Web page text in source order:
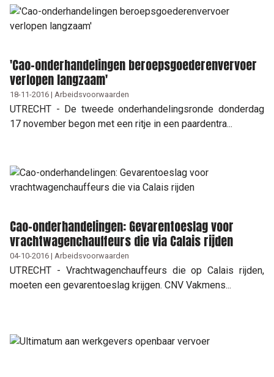
'Cao-onderhandelingen beroepsgoederenvervoer
verlopen langzaam'
18-11-2016 | Arbeidsvoorwaarden
UTRECHT - De tweede onderhandelingsronde donderdag
17 november begon met een ritje in een paardentra...
Cao-onderhandelingen: Gevarentoeslag voor
vrachtwagenchauffeurs die via Calais rijden
04-10-2016 | Arbeidsvoorwaarden
UTRECHT - Vrachtwagenchauffeurs die op Calais rijden,
moeten een gevarentoeslag krijgen. CNV Vakmens...